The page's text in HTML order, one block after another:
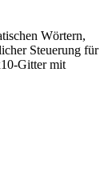
Wörtern,
Steuerung für
Gitter mit